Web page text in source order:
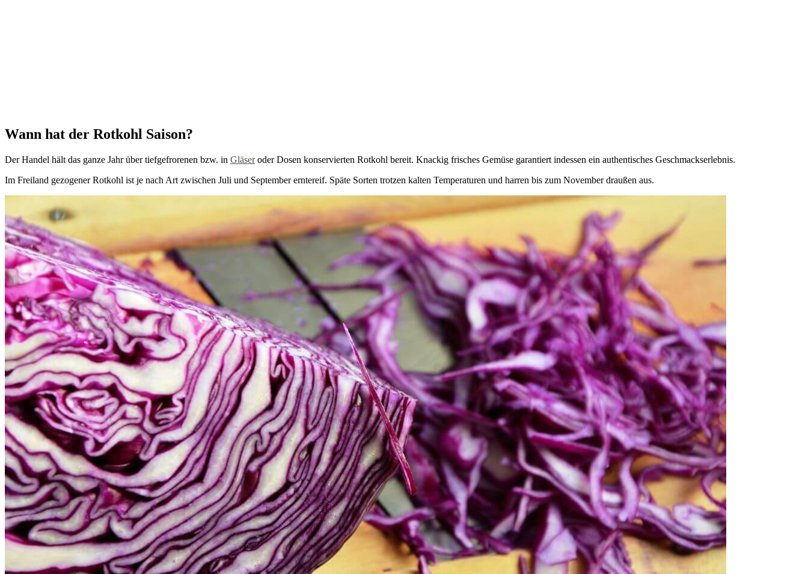
Wann hat der Rotkohl Saison?
Der Handel hält das ganze Jahr über tiefgefrorenen bzw. in Gläseroder Dosen konservierten Rotkohl bereit. Knackig frisches Gemüse garantiert indessen ein authentisches Geschmackserlebnis.
Im Freiland gezogener Rotkohl ist je nach Art zwischen Juli und September erntereif. Späte Sorten trotzen kalten Temperaturen und harren bis zum November draußen aus.